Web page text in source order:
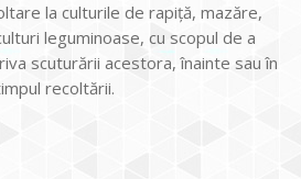
la culturile de rapiță, mazăre,
leguminoase, cu scopul de a
scuturării acestora, înainte sau în
recoltării.